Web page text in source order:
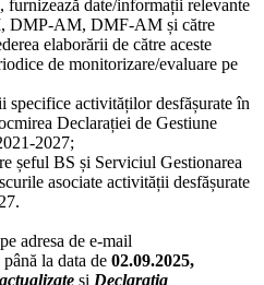
date/informații relevante
DMP-AM, DMF-AM și către
elaborării de către aceste
de monitorizare/evaluare pe
activităților desfășurate în
Declarației de Gestiune
2027;
BS și Serviciul Gestionarea
asociate activității desfășurate
adresa de e-mail
până la data de 02.09.2025,
și Declarația